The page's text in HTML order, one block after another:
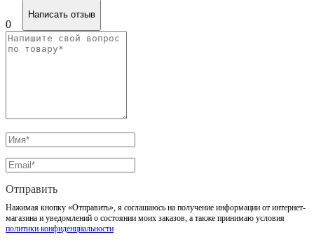
0
Написать отзыв
Отправить
Нажимая кнопку «Отправить», я соглашаюсь на получение информации от интернет-
магазина и уведомлений о состоянии моих заказов, а также принимаю условия
политики конфиденциальности